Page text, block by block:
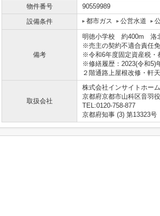
物件番号
90559989
設備条件
都市ガス 公営水道
備考
明徳小学校 約400m 洛
※売主の契約不適合責任
※令和6年度固定資産税・
※修繕履歴：2023(令和5)
２階通路上屋根改修・軒
取扱会社
株式会社インサイトホーム
京都府京都市山科区音羽
TEL:0120-758-877
京都府知事 (3) 第13323号